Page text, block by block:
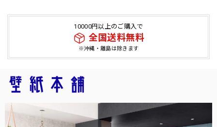
10000円以上のご購入で
全国送料無料
※沖縄・離島は除きます